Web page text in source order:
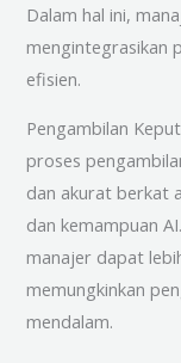
Dalam hal ini,
mengintegrasikan
efisien.
Pengambilan
proses
dan akurat berkat
dan kemampuan
manajer dapat
memungkinkan
mendalam.